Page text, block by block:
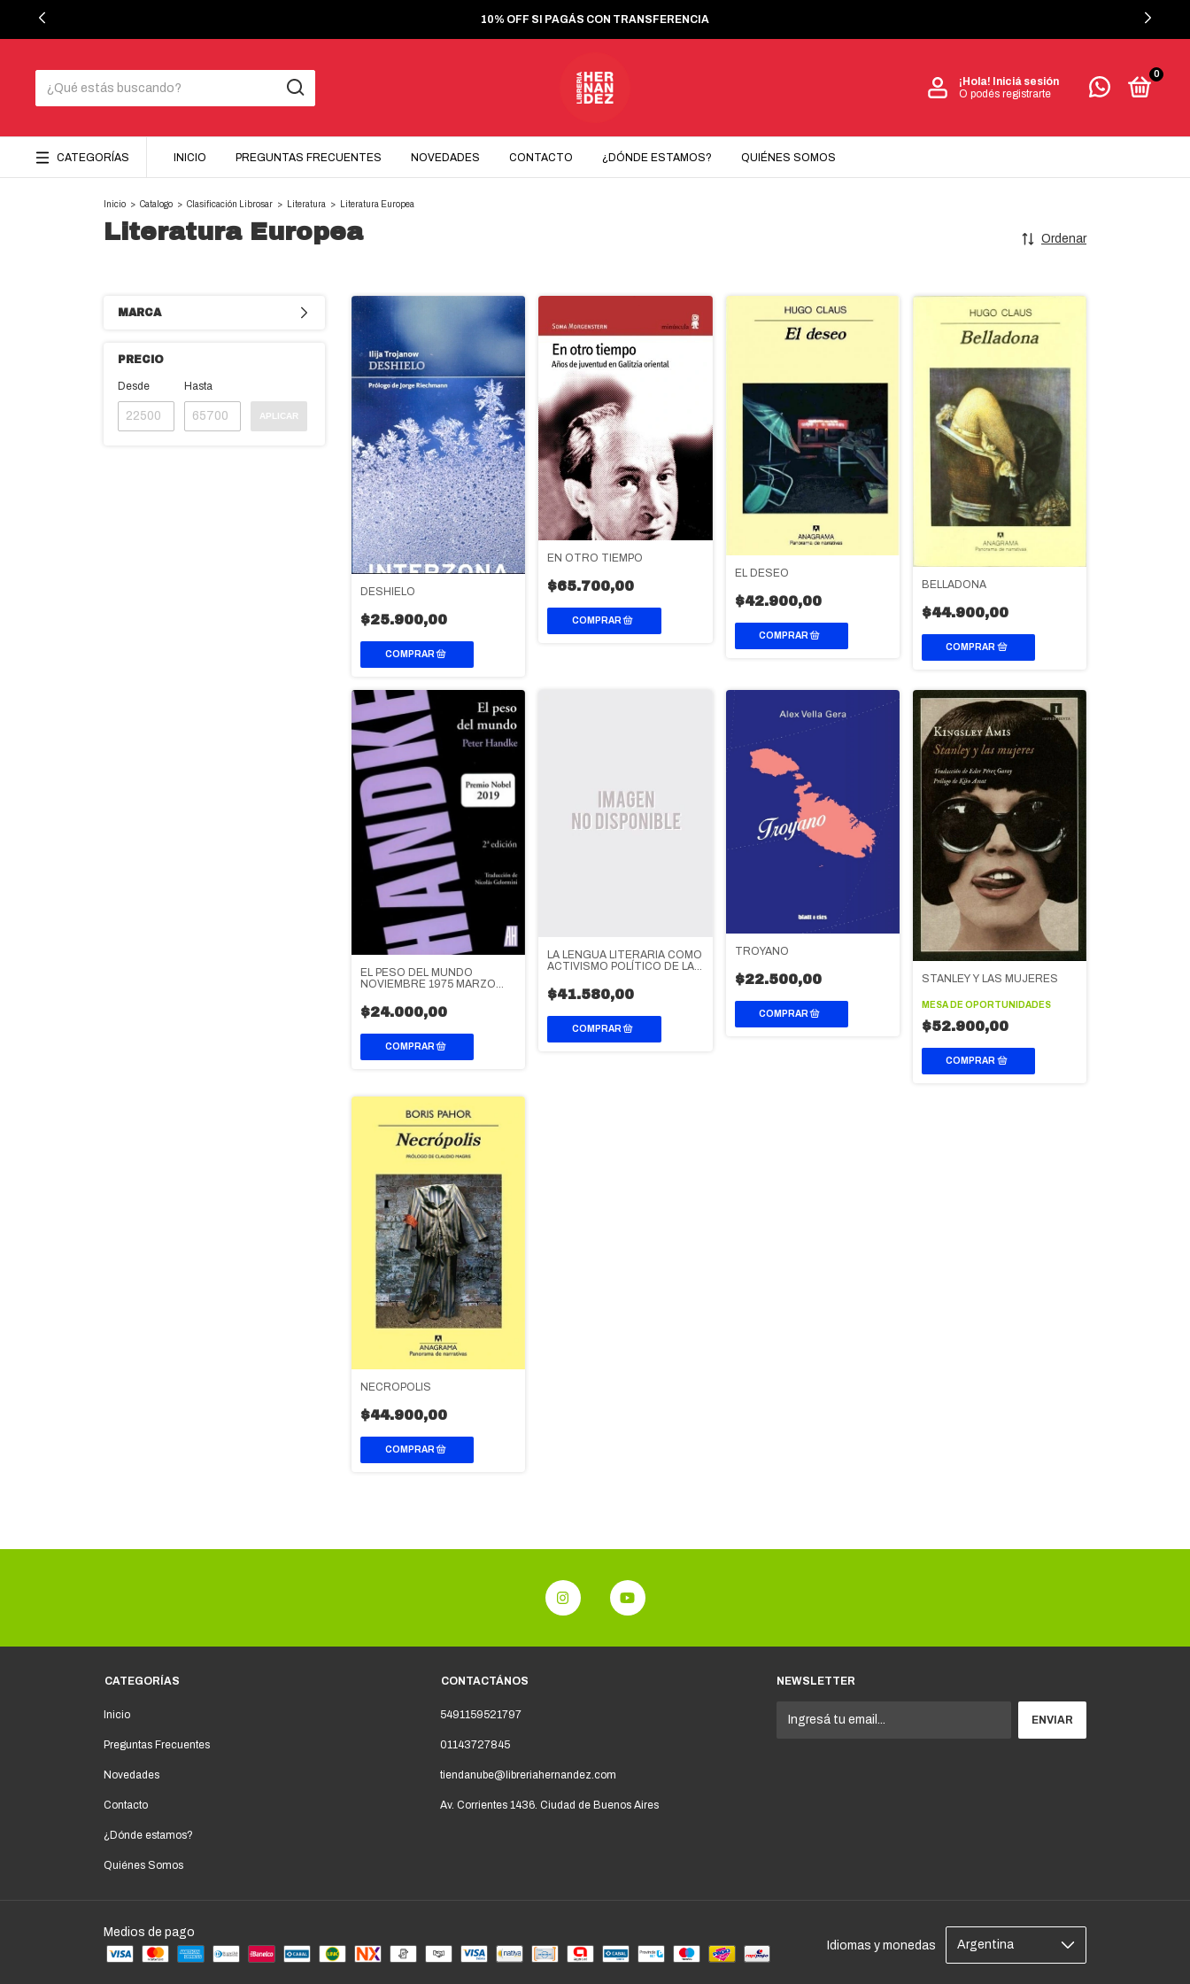
10% OFF SI PAGÁS CON TRANSFERENCIA
¡Hola! Iniciá sesión
O podés registrarte
0
CATEGORÍAS INICIO PREGUNTAS FRECUENTES NOVEDADES CONTACTO ¿DÓNDE ESTAMOS? QUIÉNES SOMOS
Inicio > Catalogo > Clasificación Librosar > Literatura > Literatura Europea
Literatura Europea Ordenar
MARCA
PRECIO
Desde Hasta
APLICAR
DESHIELO
$25.900,00
EN OTRO TIEMPO
$65.700,00
EL DESEO
$42.900,00
BELLADONA
$44.900,00
EL PESO DEL MUNDO
NOVIEMBRE 1975 MARZO
$24.000,00
LA LENGUA LITERARIA COMO
ACTIVISMO POLÍTICO DE LAS
MODERNIDAD EUROPEA
$41.580,00
TROYANO
$22.500,00 STANLEY Y LAS MUJERES
MESA DE OPORTUNIDADES
$52.900,00
NECROPOLIS
$44.900,00
CATEGORÍAS
Inicio
Preguntas Frecuentes
Novedades
Contacto
¿Dónde estamos?
Quiénes Somos
CONTACTÁNOS
5491159521797
01143727845
tiendanube@libreriahernandez.com
Av. Corrientes 1436. Ciudad de Buenos Aires
NEWSLETTER
Medios de pago
Idiomas y monedas